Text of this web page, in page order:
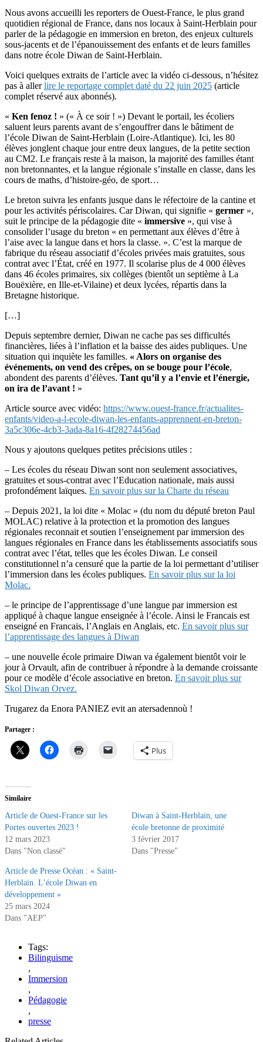
Nous avons accueilli les reporters de Ouest-France, le plus grand
quotidien régional de France, dans nos locaux à Saint-Herblain pour
parler de la pédagogie en immersion en breton, des enjeux culturels
sous-jacents et de l’épanouissement des enfants et de leurs familles
dans notre école Diwan de Saint-Herblain.
Voici quelques extraits de l’article avec la vidéo ci-dessous, n’hésitez
pas à allerlire le reportage complet daté du 22 juin 2025 (article
complet réservé aux abonnés).
« Ken fenoz ! » (« À ce soir ! ») Devant le portail, les écoliers
saluent leurs parents avant de s’engouffrer dans le bâtiment de
l’école Diwan de Saint-Herblain (Loire-Atlantique). Ici, les 80
élèves jonglent chaque jour entre deux langues, de la petite section
au CM2. Le français reste à la maison, la majorité des familles étant
non bretonnantes, et la langue régionale s’installe en classe, dans les
cours de maths, d’histoire-géo, de sport…
Le breton suivra les enfants jusque dans le réfectoire de la cantine et
pour les activités périscolaires. Car Diwan, qui signifie « germer »,
suit le principe de la pédagogie dite « immersive », qui vise à
consolider l’usage du breton « en permettant aux élèves d’être à
l’aise avec la langue dans et hors la classe. ». C’est la marque de
fabrique du réseau associatif d’écoles privées mais gratuites, sous
contrat avec l’État, créé en 1977. Il scolarise plus de 4 000 élèves
dans 46 écoles primaires, six collèges (bientôt un septième à La
Bouëxière, en Ille-et-Vilaine) et deux lycées, répartis dans la
Bretagne historique.
[…]
Depuis septembre dernier, Diwan ne cache pas ses difficultés
financières, liées à l’inflation et la baisse des aides publiques. Une
situation qui inquiète les familles. « Alors on organise des
événements, on vend des crêpes, on se bouge pour l’école,
abondent des parents d’élèves. Tant qu’il y a l’envie et l’énergie,
on ira de l’avant ! »
Article source avec vidéo: https://www.ouest-france.fr/actualites-
enfants/video-a-l-ecole-diwan-les-enfants-apprennent-en-breton-
3a5c306e-4cb3-3ada-8a16-4f28274456ad
Nous y ajoutons quelques petites précisions utiles :
– Les écoles du réseau Diwan sont non seulement associatives,
gratuites et sous-contrat avec l’Education nationale, mais aussi
profondément laïques. En savoir plus sur la Charte du réseau
– Depuis 2021, la loi dite « Molac » (du nom du député breton Paul
MOLAC) relative à la protection et la promotion des langues
régionales reconnait et soutien l’enseignement par immersion des
langues régionales en France dans les établissements associatifs sous
contrat avec l’état, telles que les écoles Diwan. Le conseil
constitutionnel n’a censuré que la partie de la loi permettant d’utiliser
l’immersion dans les écoles publiques. En savoir plus sur la loi
Molac.
– le principe de l’apprentissage d’une langue par immersion est
appliqué à chaque langue enseignée à l’école. Ainsi le Francais est
enseigné en Francais, l’Anglais en Anglais, etc. En savoir plus sur
l’apprentissage des langues à Diwan
– une nouvelle école primaire Diwan va également bientôt voir le
jour à Orvault, afin de contribuer à répondre à la demande croissante
pour ce modèle d’école associative en breton. En savoir plus sur
Skol Diwan Orvez.
Trugarez da Enora PANIEZ evit an atersadennoù !
Partager :
Plus
Similaire
Article de Ouest-France sur les
Portes ouvertes 2023 !
12 mars 2023
Dans "Non classé"
Diwan à Saint-Herblain, une
école bretonne de proximité
3 février 2017
Dans "Presse"
Article de Presse Océan : « Saint-
Herblain. L’école Diwan en
développement »
25 mars 2024
Dans "AEP"
Tags:
Bilinguisme
,
Immersion
,
Pédagogie
,
presse